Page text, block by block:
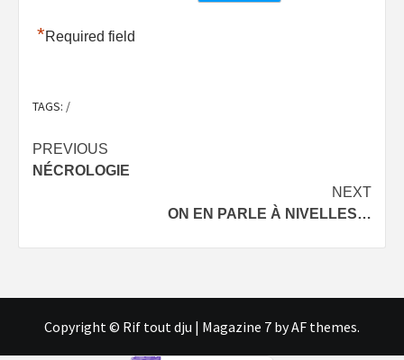
*Required field
TAGS: /
Post
navigation
PREVIOUS
NÉCROLOGIE
NEXT
ON EN PARLE À NIVELLES…
Copyright © Rif tout dju | Magazine 7 by AF themes.